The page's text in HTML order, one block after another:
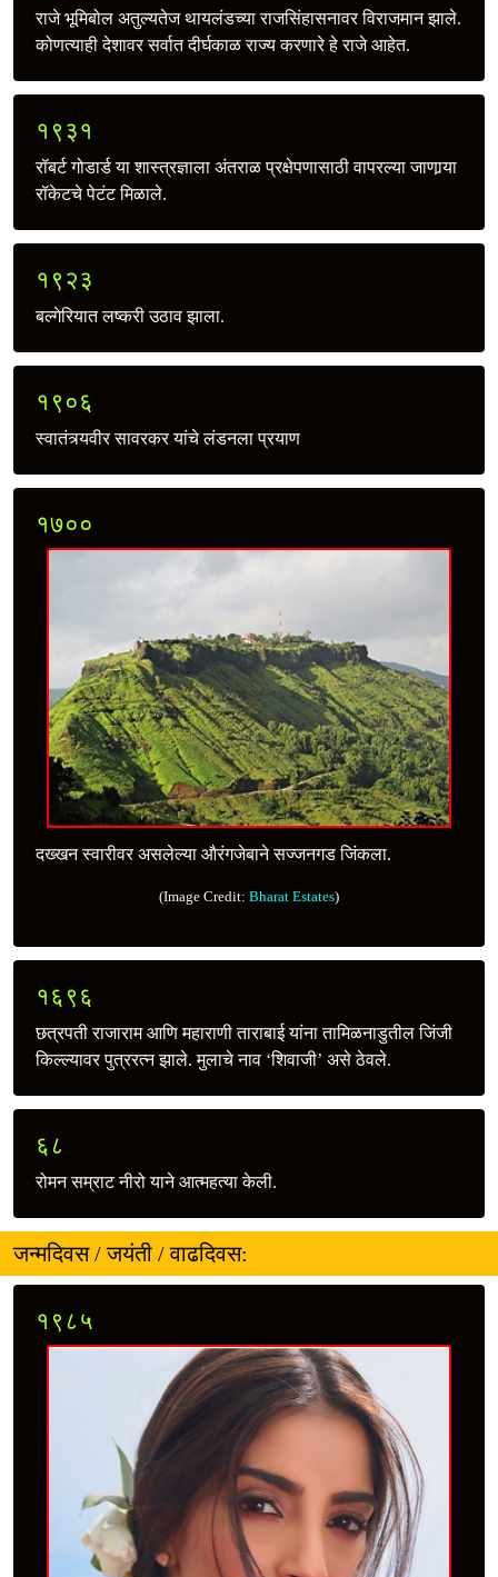
राजे भूमिबोल अतुल्यतेज थायलंडच्या राजसिंहासनावर विराजमान झाले.
कोणत्याही देशावर सर्वात दीर्घकाळ राज्य करणारे हे राजे आहेत.
१९३१
रॉबर्ट गोडार्ड या शास्त्रज्ञाला अंतराळ प्रक्षेपणासाठी वापरल्या जाणार्‍या
रॉकेटचे पेटंट मिळाले.
१९२३
बल्गेरियात लष्करी उठाव झाला.
१९०६
स्वातंत्र्यवीर सावरकर यांचे लंडनला प्रयाण
१७००
दख्खन स्वारीवर असलेल्या औरंगजेबाने सज्जनगड जिंकला.
(Image Credit: Bharat Estates)
१६९६
छत्रपती राजाराम आणि महाराणी ताराबाई यांना तामिळनाडुतील जिंजी
किल्ल्यावर पुत्ररत्‍न झाले. मुलाचे नाव ‘शिवाजी’ असे ठेवले.
६८
रोमन सम्राट नीरो याने आत्महत्या केली.
जन्मदिवस / जयंती / वाढदिवस:
१९८५